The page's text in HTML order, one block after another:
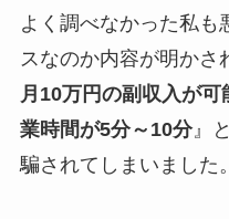
よく調べなかった私も
スなのか内容が明かさ
月10万円の副収入が可
業時間が5分～10分』
騙されてしまいました。